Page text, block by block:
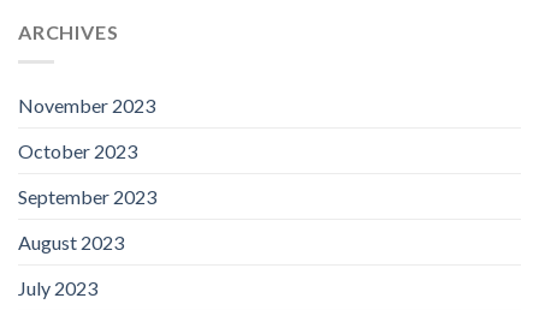
ARCHIVES
November 2023
October 2023
September 2023
August 2023
July 2023